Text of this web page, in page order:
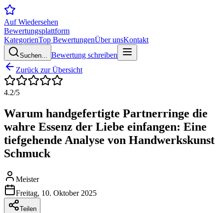
Auf Wiedersehen
Bewertungsplattform
KategorienTop BewertungenÜber unsKontakt
Suchen... Bewertung schreiben
Zurück zur Übersicht
4.2/5
Warum handgefertigte Partnerringe die
wahre Essenz der Liebe einfangen: Eine
tiefgehende Analyse von Handwerkskunst
Schmuck
Meister
Freitag, 10. Oktober 2025
Teilen